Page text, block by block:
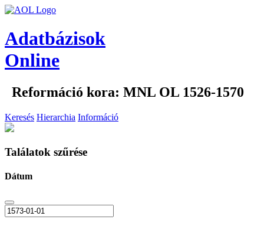
Adatbázisok
Online
Reformáció kora: MNL OL 1526-1570
Keresés Hierarchia Információ
Találatok szűrése
Dátum